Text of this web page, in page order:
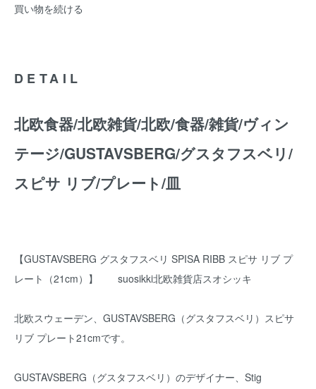
買い物を続ける
DETAIL
北欧食器/北欧雑貨/北欧/食器/雑貨/ヴィン
テージ/GUSTAVSBERG/グスタフスベリ/
スピサ リブ/プレート/皿
【GUSTAVSBERG グスタフスベリ SPISA RIBB スピサ リブ プ
レート（21cm）】 suosikki北欧雑貨店スオシッキ
北欧スウェーデン、GUSTAVSBERG（グスタフスベリ）スピサ
リブ プレート21cmです。
GUSTAVSBERG（グスタフスベリ）のデザイナー、Stig